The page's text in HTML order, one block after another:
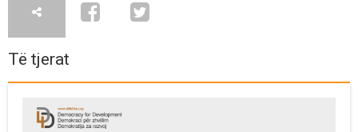
Të tjerat